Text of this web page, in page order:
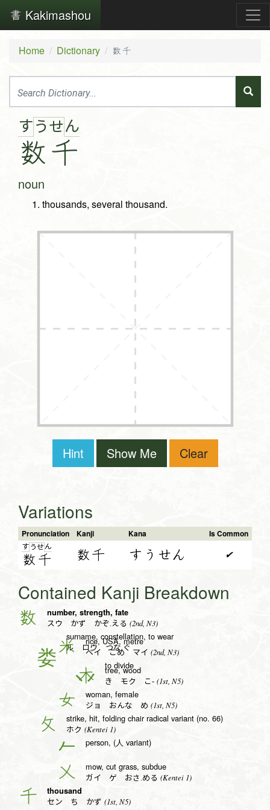
Kakimashou
Home Dictionary 数千
す う
数
せん
千
noun
thousands, several thousand.
Hint Show Me Clear
Variations
Pronunciation Kanji Kana Is Common
す う
数
せ ん
千 数千 すうせん ✔
Contained Kanji Breakdown
数 number, strength, fate
スウ かず かぞ.える (2nd, N3)
surname, constellation, to wear
ル ロウ つな.ぐ
米 rice, USA, metre
ベイ こめ マイ (2nd, N3)
to divide
木 tree, wood
き モク こ- (1st, N5)
女 woman, female
ジョ おんな め (1st, N5)
攵 strike, hit, folding chair radical variant (no. 66)
ホク (Kentei 1)
𠂉 person, (人 variant)
乂 mow, cut grass, subdue
ガイ ゲ おさ.める (Kentei 1)
千 thousand
セン ち かず (1st, N5)